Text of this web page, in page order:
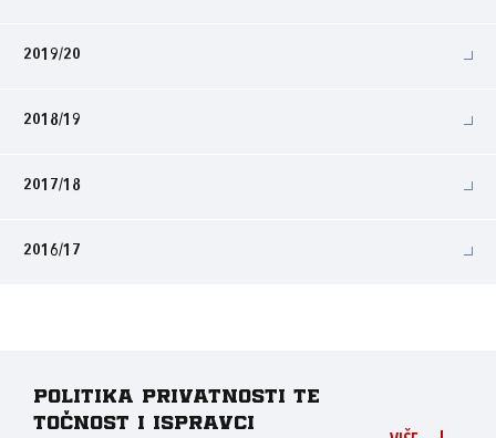
2019/20
2018/19
2017/18
2016/17
Politika privatnosti te
točnost i ispravci